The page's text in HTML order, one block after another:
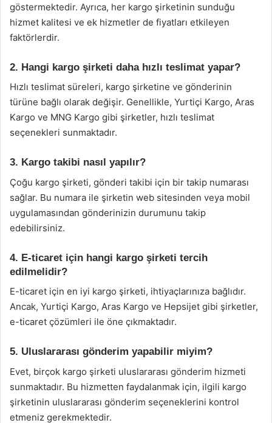
göstermektedir. Ayrıca, her kargo şirketinin sunduğu
hizmet kalitesi ve ek hizmetler de fiyatları etkileyen
faktörlerdir.
2. Hangi kargo şirketi daha hızlı teslimat yapar?
Hızlı teslimat süreleri, kargo şirketine ve gönderinin
türüne bağlı olarak değişir. Genellikle, Yurtiçi Kargo, Aras
Kargo ve MNG Kargo gibi şirketler, hızlı teslimat
seçenekleri sunmaktadır.
3. Kargo takibi nasıl yapılır?
Çoğu kargo şirketi, gönderi takibi için bir takip numarası
sağlar. Bu numara ile şirketin web sitesinden veya mobil
uygulamasından gönderinizin durumunu takip
edebilirsiniz.
4. E-ticaret için hangi kargo şirketi tercih
edilmelidir?
E-ticaret için en iyi kargo şirketi, ihtiyaçlarınıza bağlıdır.
Ancak, Yurtiçi Kargo, Aras Kargo ve Hepsijet gibi şirketler,
e-ticaret çözümleri ile öne çıkmaktadır.
5. Uluslararası gönderim yapabilir miyim?
Evet, birçok kargo şirketi uluslararası gönderim hizmeti
sunmaktadır. Bu hizmetten faydalanmak için, ilgili kargo
şirketinin uluslararası gönderim seçeneklerini kontrol
etmeniz gerekmektedir.